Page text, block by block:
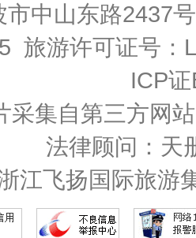
市中山东路2437
旅游许可证号
ICP
采集自第三方网
法律顾问：天
江飞扬国际旅游